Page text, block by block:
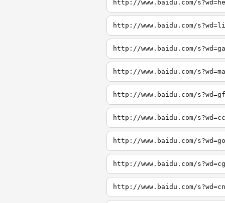
http://www.baidu.com/
http://www.baidu.com/
http://www.baidu.com/
http://www.baidu.com/
http://www.baidu.com/
http://www.baidu.com/
http://www.baidu.com/
http://www.baidu.com/
http://www.baidu.com/